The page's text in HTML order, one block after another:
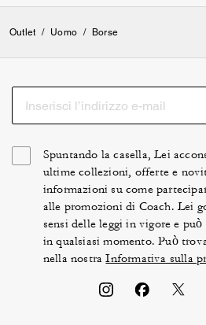
Outlet / Uomo / Borse
Spuntando la casella, Lei
ultime collezioni, offerte e
informazioni su come
alle promozioni di Coach. Lei
sensi delle leggi in vigore e
in qualsiasi momento. Può
nella nostraInformativa sulla